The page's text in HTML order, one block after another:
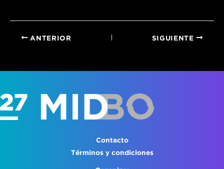
ANTERIOR SIGUIENTE
Contacto
Términos y condiciones